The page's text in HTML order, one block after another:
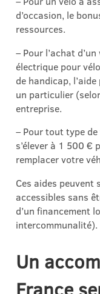
d’occasion, le
ressources.
– Pour l’achat
électrique pour
de handicap,
un particulier
entreprise.
– Pour tout type
s’élever à 1 500 €
remplacer votre
Ces aides peuvent
accessibles sans
d’un financement
intercommunalité).
Un